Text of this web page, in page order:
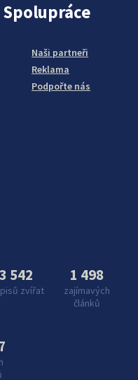
Spolupráce
Naši partneři
Reklama
Podpořte nás
3 542
zvířat
1 498
zajímavých
článků